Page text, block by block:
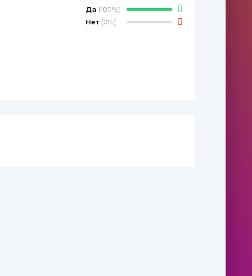
Да (100%)
Нет (0%)